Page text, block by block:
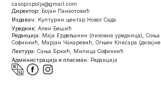
casopispolja@gmail.com
Директор: Бојан Панаотовић
Издавач: Културни центар Новог Сада
Уредник: Ален Бешић
Редакција: Маја Ердељанин (ликовна уредница),
Софинкић, Марјан Чакаревић, Огњен Клисара
Лектура: Сања Бркић, Милица Софинкић
Администрација и пласман: Редакција